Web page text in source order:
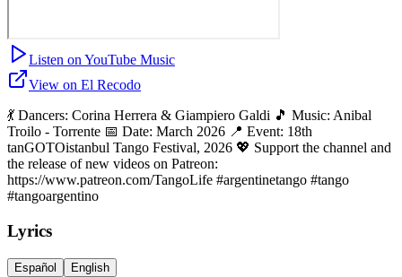
Listen on YouTube Music
View on El Recodo
💃 Dancers: Corina Herrera & Giampiero Galdi 🎵 Music: Anibal
Troilo - Torrente 📅 Date: March 2026 📍 Event: 18th
tanGOTOistanbul Tango Festival, 2026 💖 Support the channel and
the release of new videos on Patreon:
https://www.patreon.com/TangoLife #argentinetango #tango
#tangoargentino
Lyrics
Español English